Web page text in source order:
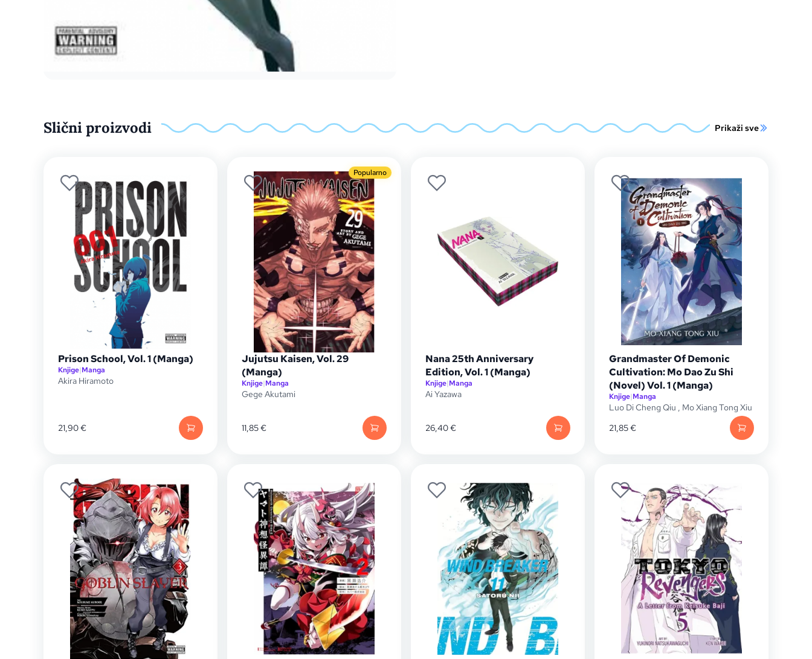
Slični proizvodi Prikaži sve
Prison School, Vol. 1 (Manga)
Knjige|Manga
Akira Hiramoto
21,90€
Popularno
Jujutsu Kaisen, Vol. 29
(Manga)
Knjige|Manga
Gege Akutami
11,85€
Nana 25th Anniversary
Edition, Vol. 1 (Manga)
Knjige|Manga
Ai Yazawa
26,40€
Grandmaster Of Demonic
Cultivation: Mo Dao Zu Shi
(Novel) Vol. 1 (Manga)
Knjige|Manga
Luo Di Cheng Qiu , Mo Xiang Tong Xiu
21,85€